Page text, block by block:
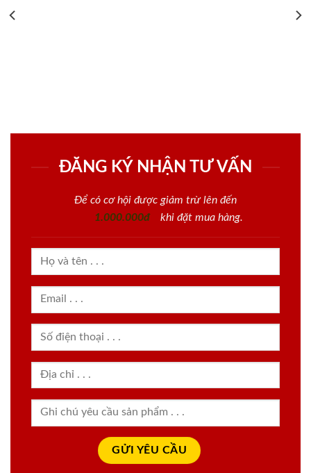
ĐĂNG KÝ NHẬN TƯ VẤN
Để có cơ hội được giảm trừ lên đến
1.000.000đ
khi đặt mua hàng.